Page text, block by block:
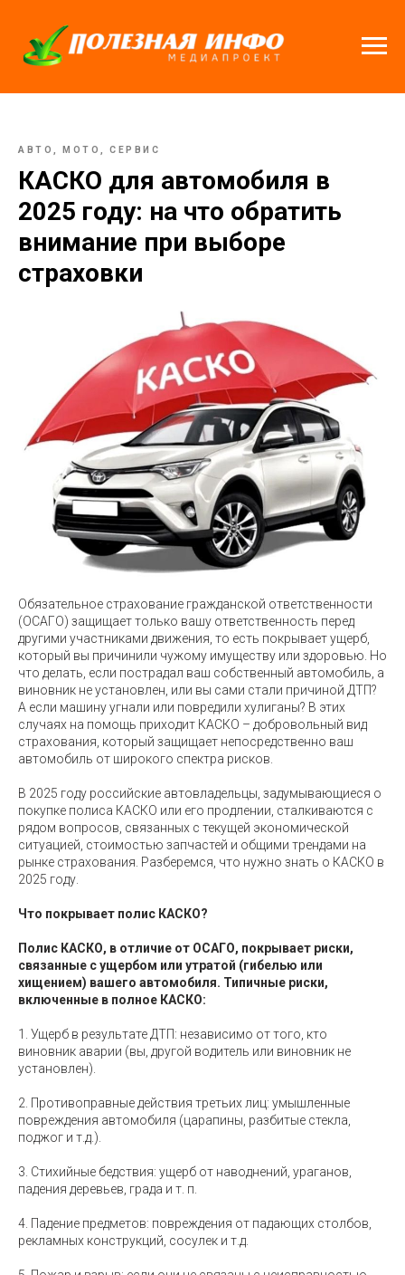
АВТО, МОТО, СЕРВИС
КАСКО для автомобиля в
2025 году: на что обратить
внимание при выборе
страховки
Обязательное страхование гражданской ответственности
(ОСАГО) защищает только вашу ответственность перед
другими участниками движения, то есть покрывает ущерб,
который вы причинили чужому имуществу или здоровью. Но
что делать, если пострадал ваш собственный автомобиль, а
виновник не установлен, или вы сами стали причиной ДТП?
А если машину угнали или повредили хулиганы? В этих
случаях на помощь приходит КАСКО – добровольный вид
страхования, который защищает непосредственно ваш
автомобиль от широкого спектра рисков.
В 2025 году российские автовладельцы, задумывающиеся о
покупке полиса КАСКО или его продлении, сталкиваются с
рядом вопросов, связанных с текущей экономической
ситуацией, стоимостью запчастей и общими трендами на
рынке страхования. Разберемся, что нужно знать о КАСКО в
2025 году.
Что покрывает полис КАСКО?
Полис КАСКО, в отличие от ОСАГО, покрывает риски,
связанные с ущербом или утратой (гибелью или
хищением) вашего автомобиля. Типичные риски,
включенные в полное КАСКО:
1. Ущерб в результате ДТП: независимо от того, кто
виновник аварии (вы, другой водитель или виновник не
установлен).
2. Противоправные действия третьих лиц: умышленные
повреждения автомобиля (царапины, разбитые стекла,
поджог и т.д.).
3. Стихийные бедствия: ущерб от наводнений, ураганов,
падения деревьев, града и т. п.
4. Падение предметов: повреждения от падающих столбов,
рекламных конструкций, сосулек и т.д.